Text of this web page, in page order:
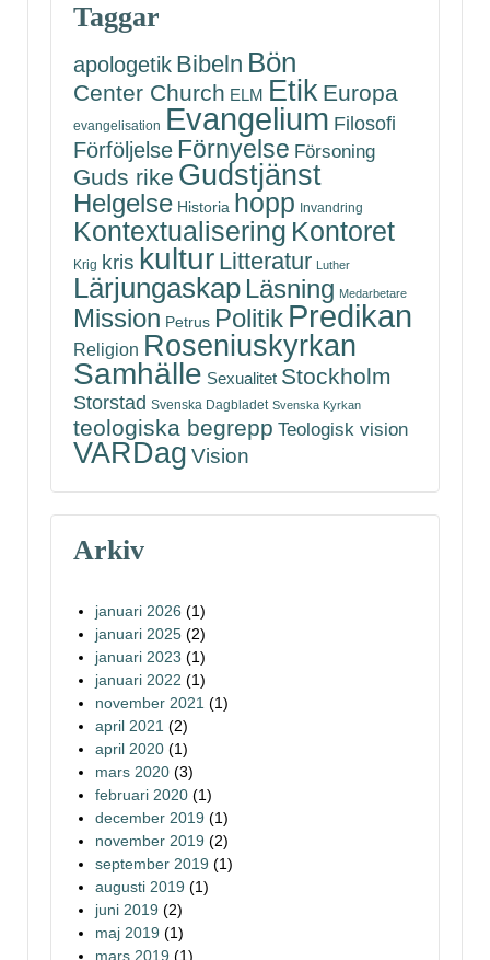
Taggar
apologetik Bibeln Bön
Center Church ELM Etik Europa
evangelisation Evangelium Filosofi
Förföljelse Förnyelse Försoning
Guds rike Gudstjänst
Helgelse Historia hopp Invandring
Kontextualisering Kontoret
Krig kris kultur Litteratur Luther
Lärjungaskap Läsning Medarbetare
Mission Petrus Politik Predikan
Religion Roseniuskyrkan
Samhälle Sexualitet Stockholm
Storstad Svenska Dagbladet Svenska Kyrkan
teologiska begrepp Teologisk vision
VARDag Vision
Arkiv
januari 2026 (1)
januari 2025 (2)
januari 2023 (1)
januari 2022 (1)
november 2021 (1)
april 2021 (2)
april 2020 (1)
mars 2020 (3)
februari 2020 (1)
december 2019 (1)
november 2019 (2)
september 2019 (1)
augusti 2019 (1)
juni 2019 (2)
maj 2019 (1)
mars 2019 (1)